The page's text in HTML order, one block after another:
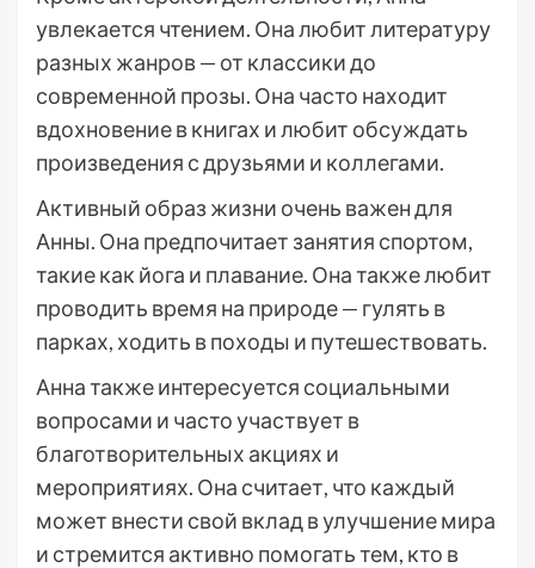
увлекается чтением. Она любит литературу
разных жанров — от классики до
современной прозы. Она часто находит
вдохновение в книгах и любит обсуждать
произведения с друзьями и коллегами.
Активный образ жизни очень важен для
Анны. Она предпочитает занятия спортом,
такие как йога и плавание. Она также любит
проводить время на природе — гулять в
парках, ходить в походы и путешествовать.
Анна также интересуется социальными
вопросами и часто участвует в
благотворительных акциях и
мероприятиях. Она считает, что каждый
может внести свой вклад в улучшение мира
и стремится активно помогать тем, кто в